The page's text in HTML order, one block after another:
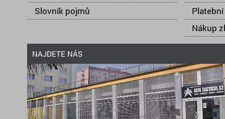
Slovník pojmů
Nákup
NAJDETE NÁS